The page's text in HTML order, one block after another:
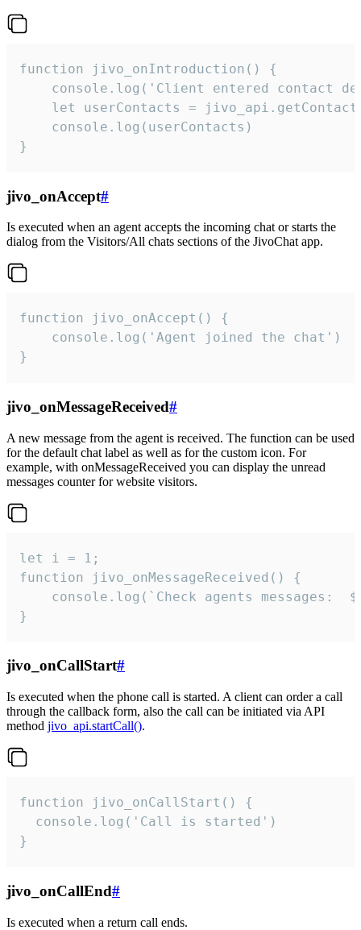
function jivo_onIntroduction() {
console.log('Client entered contact
let userContacts =
    console.log(userContacts)
}
jivo_onAccept#
Is executed when an agent accepts the incoming chat or starts the
dialog from the Visitors/All chats sections of the JivoChat app.
function jivo_onAccept() {
}
jivo_onMessageReceived#
A new message from the agent is received. The function can be used
for the default chat label as well as for the custom icon. For
example, with onMessageReceived you can display the unread
messages counter for website visitors.
let i = 1;
function jivo_onMessageReceived() {
}
jivo_onCallStart#
Is executed when the phone call is started. A client can order a call
through the callback form, also the call can be initiated via API
method jivo_api.startCall().
function jivo_onCallStart() {
  console.log('Call is started')
}
jivo_onCallEnd#
Is executed when a return call ends.